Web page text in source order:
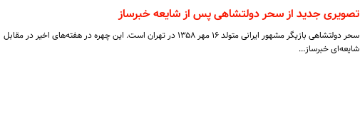
تصویری جدید از سحر دولتشاهی پس از شایعه خبرساز
سحر دولتشاهی بازیگر مشهور ایرانی متولد ۱۶ مهر ۱۳۵۸ در تهران است. این چهره در هفته‌های اخیر در مقابل
شایعه‌ای خبرساز…